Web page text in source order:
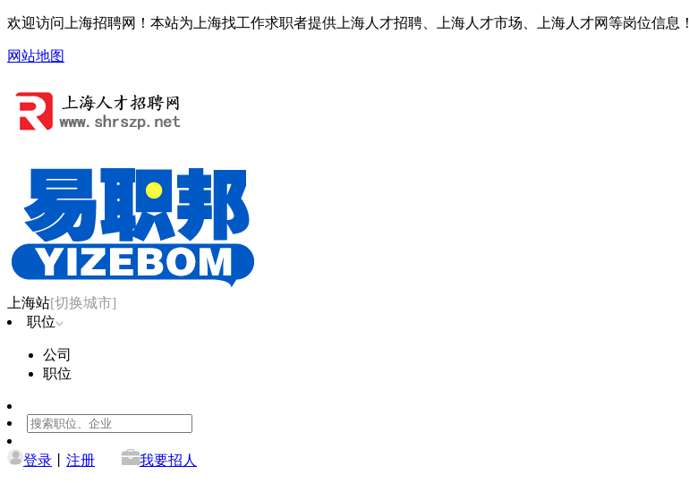
欢迎访问上海招聘网！本站为上海找工作求职者提供上海人才招聘、上海人才市场、上海人才网等岗位信息！
网站地图
上海站[切换城市]
职位
公司
职位
登录 注册 我要招人